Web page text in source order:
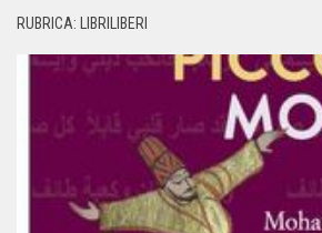
RUBRICA: LIBRILIBERI